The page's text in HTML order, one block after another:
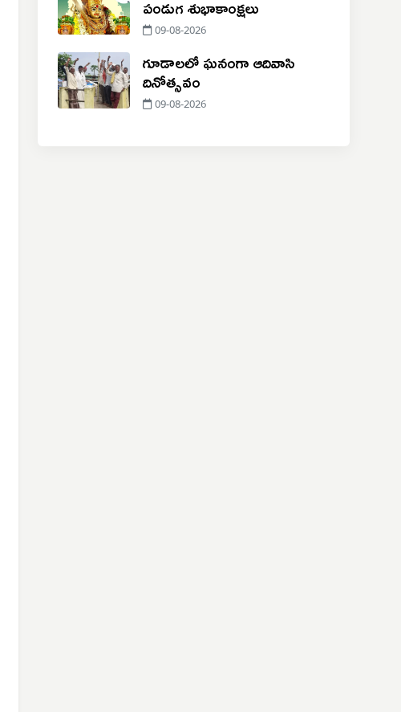
పండుగ శుభాకాంక్షలు
09-08-2026
గూడాలలో ఘనంగా ఆదివాసి
దినోత్సవం
09-08-2026